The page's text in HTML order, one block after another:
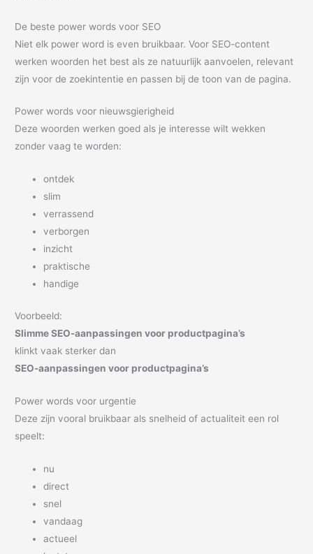
De beste power words voor SEO
Niet elk power word is even bruikbaar. Voor SEO-content
werken woorden het best als ze natuurlijk aanvoelen, relevant
zijn voor de zoekintentie en passen bij de toon van de pagina.
Power words voor nieuwsgierigheid
Deze woorden werken goed als je interesse wilt wekken
zonder vaag te worden:
ontdek
slim
verrassend
verborgen
inzicht
praktische
handige
Voorbeeld:
Slimme SEO-aanpassingen voor productpagina’s
klinkt vaak sterker dan
SEO-aanpassingen voor productpagina’s
Power words voor urgentie
Deze zijn vooral bruikbaar als snelheid of actualiteit een rol
speelt:
nu
direct
snel
vandaag
actueel